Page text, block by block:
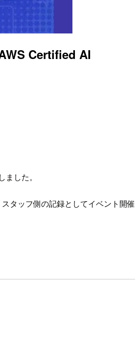
Certified AI
した。
タッフ側の記録としてイベント開催